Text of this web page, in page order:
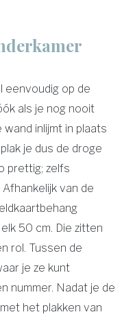
eenvoudig op de
als je nog nooit
inlijmt in plaats
je dus de droge
prettig; zelfs
van de
50 cm. Die zitten
rol. Tussen de
je ze kunt
nummer. Nadat je de
het plakken van